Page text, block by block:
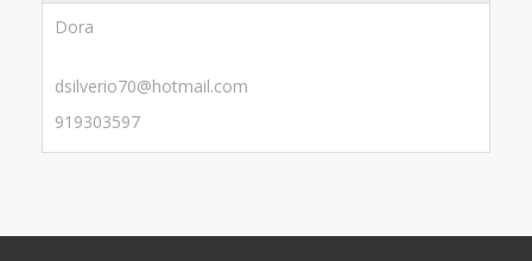
Dora
dsilverio70@hotmail.com
919303597